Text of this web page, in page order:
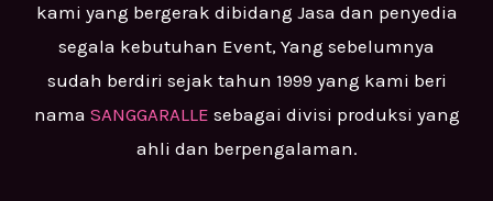
kami yang bergerak dibidang Jasa dan penyedia
segala kebutuhan Event, Yang sebelumnya
sudah berdiri sejak tahun 1999 yang kami beri
nama SANGGARALLE sebagai divisi produksi yang
ahli dan berpengalaman.